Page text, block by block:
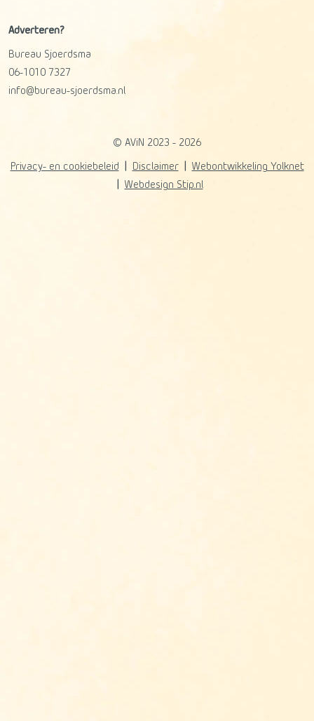
Adverteren?
Bureau Sjoerdsma
06-1010 7327
info@bureau-sjoerdsma.nl
© AViN 2023 - 2026
Privacy- en cookiebeleid Disclaimer
Webontwikkeling Yolknet
Webdesign Stip.nl